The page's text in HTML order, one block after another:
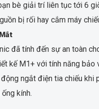
bè giải trí liên tục tới 6
bị rối hay cắm máy
đã tính đến sự an toàn
kế M1+ với tính năng bảo
ngắt điện tia chiếu khi
kính.